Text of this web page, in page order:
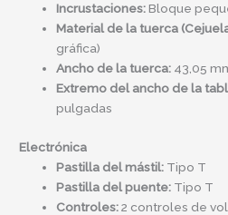
Incrustaciones:Bloque
Material de la tuerca
gráfica)
Ancho de la tuerca: 43,05
Extremo del ancho de la
pulgadas
Electrónica
Pastilla del mástil: Tipo T
Pastilla del puente: Tipo T
Controles:2 controles de